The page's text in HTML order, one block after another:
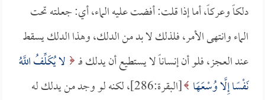
دلكاً وعركاً، أما إذا قلت: أفضت عليه الماء، أي: جعلته تحت
الماء وانتهى الأمر، فلذلك لا بد من الدلك، وهذا الدلك يسقط
عند العجز، فلو أن إنساناً لا يستطيع أن يدلك فـ لا يُكَلِّفُ اللَّهُ
نَفْسًا إِلَّا وُسْعَهَا
[البقرة:286]، لكنه لو وجد من يدلك له